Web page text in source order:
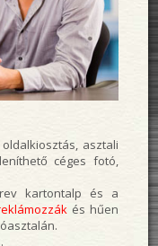
asztali
céges fotó,
kartontalp és a
és hűen